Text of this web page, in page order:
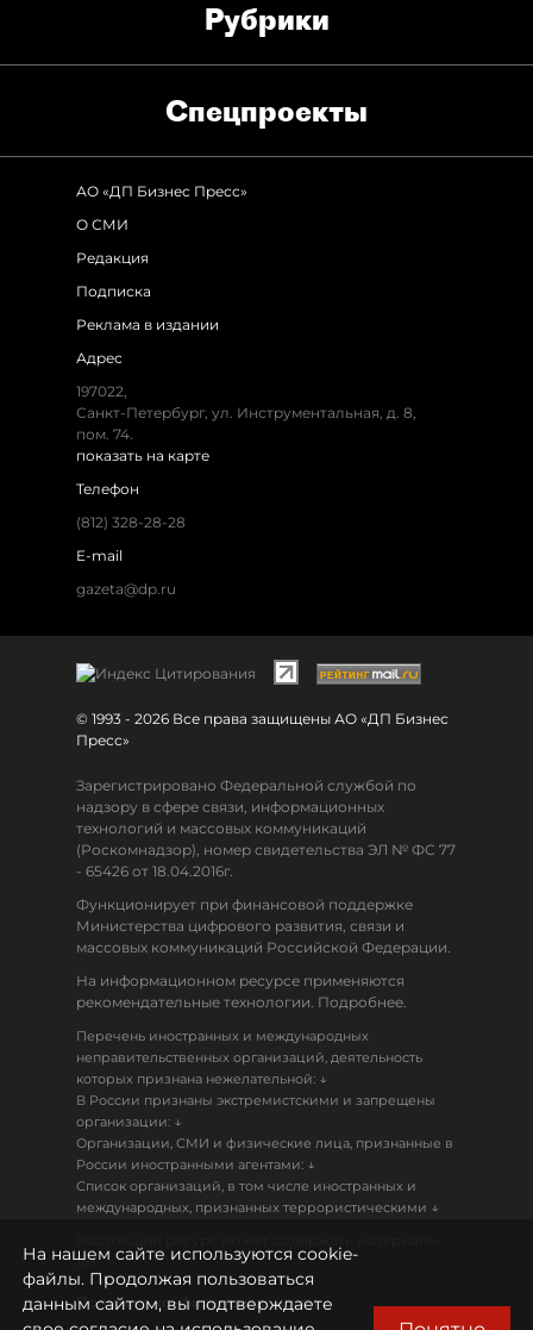
Рубрики
Спец­проекты
АО «ДП Бизнес Пресс»
О СМИ
Редакция
Подписка
Реклама в издании
Адрес
197022,
Санкт-Петербург, ул. Инструментальная, д. 8,
пом. 74.
показать на карте
Телефон
(812) 328-28-28
E-mail
gazeta@dp.ru
© 1993 - 2026 Все права защищены АО «ДП Бизнес
Пресс»
Зарегистрировано Федеральной службой по
надзору в сфере связи, информационных
технологий и массовых коммуникаций
(Роскомнадзор), номер свидетельства ЭЛ № ФС 77
- 65426 от 18.04.2016г.
Функционирует при финансовой поддержке
Министерства цифрового развития, связи и
массовых коммуникаций Российской Федерации.
На информационном ресурсе применяются
рекомендательные технологии. Подробнее.
Перечень иностранных и международных
неправительственных организаций, деятельность
которых признана нежелательной: ↓
В России признаны экстремистскими и запрещены
организации: ↓
Организации, СМИ и физические лица, признанные в
России иностранными агентами: ↓
Список организаций, в том числе иностранных и
международных, признанных террористическими ↓
18+
Политика конфиденциальности
На нашем сайте используются cookie-
файлы. Продолжая пользоваться
данным сайтом, вы подтверждаете